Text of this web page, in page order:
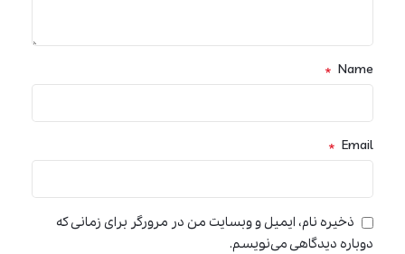
Name
*
Email
*
ذخیره نام، ایمیل و وبسایت من در مرورگر برای زمانی که
دوباره دیدگاهی می‌نویسم.